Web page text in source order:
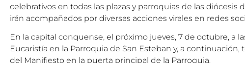
celebrativos en todas las plazas y parroquias de las diócesis
irán acompañados por diversas acciones virales en redes
En la capital conquense, el próximo jueves, 7 de octubre, a
Eucaristía en la Parroquia de San Esteban y, a continuación,
del Manifiesto en la puerta principal de la Parroquia.